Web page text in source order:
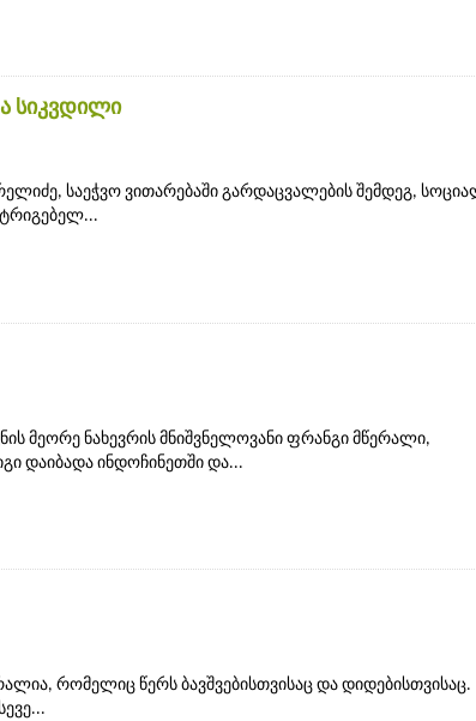
სიკვდილი
საეჭვო ვითარებაში გარდაცვალების შემდეგ,
მეორე ნახევრის მნიშვნელოვანი ფრანგი მწერალი,
დაიბადა ინდოჩინეთში და...
რომელიც წერს ბავშვებისთვისაც და დიდებისთვისაც.